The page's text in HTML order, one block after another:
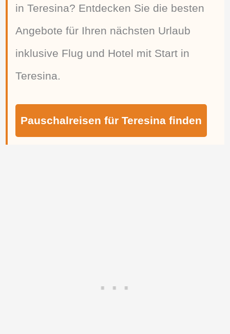
in Teresina? Entdecken Sie die besten
Angebote für Ihren nächsten Urlaub
inklusive Flug und Hotel mit Start in
Teresina.
Pauschalreisen für Teresina finden